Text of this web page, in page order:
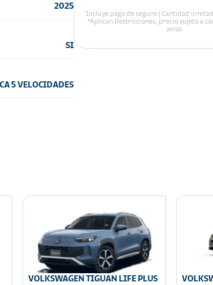
2025
SI
5 VELOCIDADES
Incluye pago de seguro | Cantidad
*Aplican Restricciones, precio sujeto a
aviso.
VOLKSWAGEN TIGUAN LIFE PLUS